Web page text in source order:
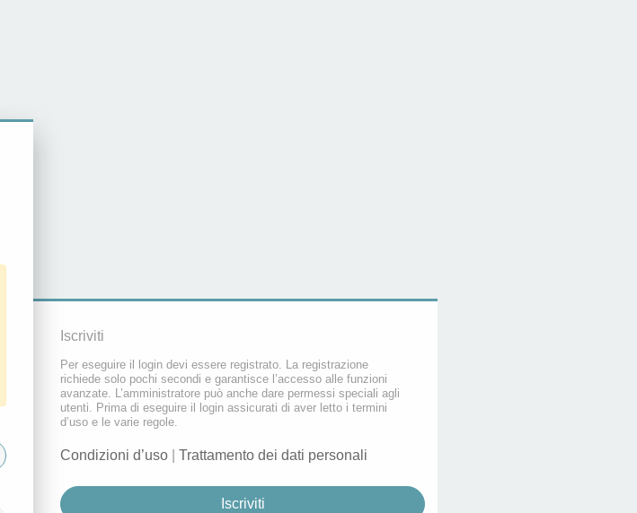
Iscriviti
Per eseguire il login devi essere registrato. La registrazione
richiede solo pochi secondi e garantisce l’accesso alle funzioni
avanzate. L’amministratore può anche dare permessi speciali agli
utenti. Prima di eseguire il login assicurati di aver letto i termini
d’uso e le varie regole.
Condizioni d’uso Trattamento dei dati personali
Iscriviti